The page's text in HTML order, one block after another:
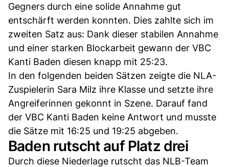
Gegners durch eine solide Annahme gut
entschärft werden konnten. Dies zahlte sich im
zweiten Satz aus: Dank dieser stabilen Annahme
und einer starken Blockarbeit gewann der VBC
Kanti Baden diesen knapp mit 25:23.
In den folgenden beiden Sätzen zeigte die NLA-
Zuspielerin Sara Milz ihre Klasse und setzte ihre
Angreiferinnen gekonnt in Szene. Darauf fand
der VBC Kanti Baden keine Antwort und musste
die Sätze mit 16:25 und 19:25 abgeben.
Baden rutscht auf Platz drei
Durch diese Niederlage rutscht das NLB-Team